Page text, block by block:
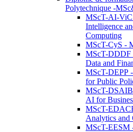
Polytechnique -
MScT-AI-
Intelligence
Computing
MScT-CyS -
MScT-DDDF
Data and
MScT-DEPP
for Public
MScT-DSAIB
AI for
MScT-
Analytics and
MScT-EESM